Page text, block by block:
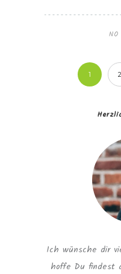
NO
1 2
Ich wünsche dir
hoffe Du findest